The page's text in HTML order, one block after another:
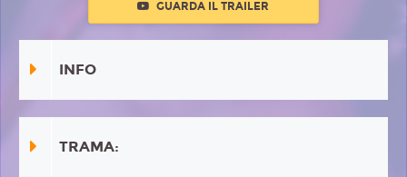
GUARDA IL TRAILER
INFO
TRAMA: